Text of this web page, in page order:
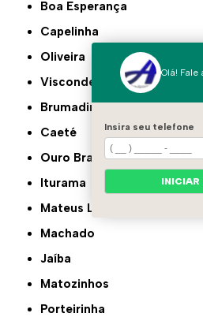
Boa Esperança
Capelinha
Oliveira
Visconde do Rio Branco
Brumadinho
Caeté
Ouro Branco
Iturama
Mateus Leme
Machado
Jaíba
Matozinhos
Porteirinha
Olá!
Insira seu telefone
INICIAR